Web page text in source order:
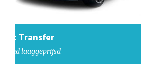
Budget Transfer
Laaggeprijsd minibus